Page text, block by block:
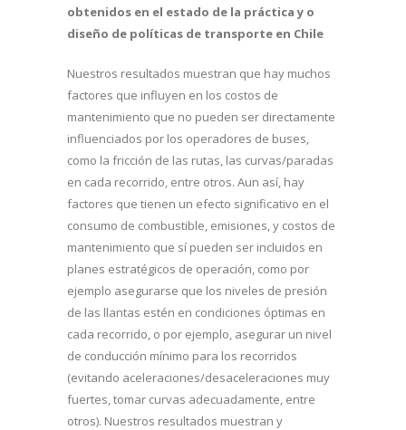
obtenidos en el estado de la práctica y o
diseño de políticas de transporte en Chile
Nuestros resultados muestran que hay muchos
factores que influyen en los costos de
mantenimiento que no pueden ser directamente
influenciados por los operadores de buses,
como la fricción de las rutas, las curvas/paradas
en cada recorrido, entre otros. Aun así, hay
factores que tienen un efecto significativo en el
consumo de combustible, emisiones, y costos de
mantenimiento que sí pueden ser incluidos en
planes estratégicos de operación, como por
ejemplo asegurarse que los niveles de presión
de las llantas estén en condiciones óptimas en
cada recorrido, o por ejemplo, asegurar un nivel
de conducción mínimo para los recorridos
(evitando aceleraciones/desaceleraciones muy
fuertes, tomar curvas adecuadamente, entre
otros). Nuestros resultados muestran y